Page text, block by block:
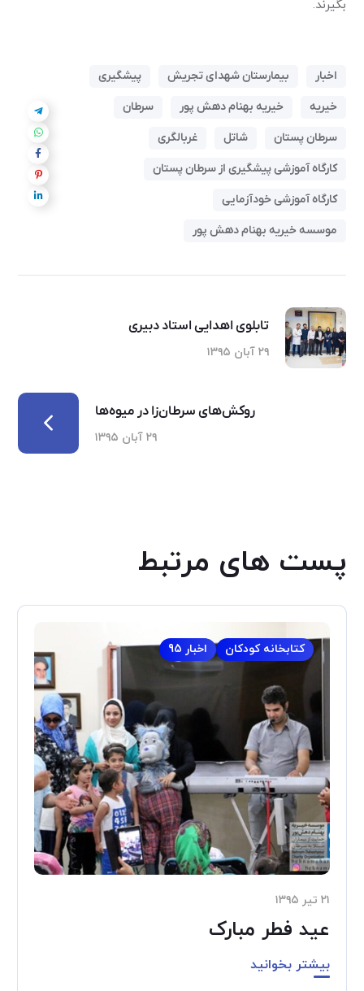
بگیرند.
اخبار بیمارستان شهدای تجریش
پیشگیری
خیریه
خیریه بهنام دهش پور
سرطان
سرطان پستان
شاتل
غربالگری
کارگاه آموزشی پیشگیری از سرطان پستان
کارگاه آموزشی خودآزمایی
موسسه خیریه بهنام دهش پور
تابلوی اهدایی استاد دبیری
۲۹ آبان ۱۳۹۵
روکش‌های سرطان‌زا در میوه‌ها
۲۹ آبان ۱۳۹۵
پست های مرتبط
اخبار 95 کتابخانه کودکان
۲۱ تیر ۱۳۹۵
عید فطر مبارک
بیشتر بخوانید